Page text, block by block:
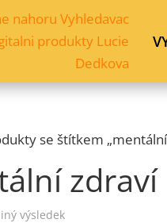
se štítkem
zdraví
výsledek